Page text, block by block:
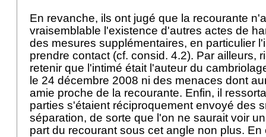
En revanche, ils ont jugé que la recourante
vraisemblable l'existence d'autres actes de
des mesures supplémentaires, en particulier
prendre contact (cf. consid. 4.2). Par ailleurs,
retenir que l'intimé était l'auteur du
le 24 décembre 2008 ni des menaces dont
amie proche de la recourante. Enfin, il
parties s'étaient réciproquement envoyé des
séparation, de sorte que l'on ne saurait voir
part du recourant sous cet angle non plus.